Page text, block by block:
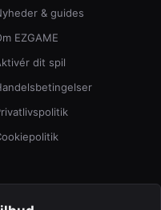
& guides
EZGAME
dit spil